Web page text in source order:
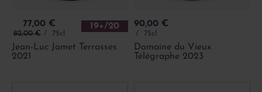
Prix
77,00 €
Prix de base
82,00 € 75cl
19+/20
Jean-Luc Jamet Terrasses
2021
Prix
90,00 €
75cl
Domaine du Vieux
Télégraphe 2023